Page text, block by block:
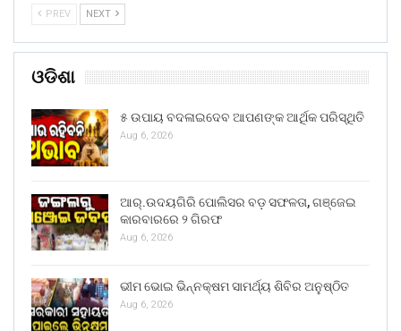
PREV NEXT
ଓଡିଶା
୫ ଉପାୟ ବଦଳାଇଦେବ ଆପଣଙ୍କ ଆର୍ଥିକ ପରିସ୍ଥିତି
Aug 6, 2026
ଆର୍.ଉଦୟଗିରି ପୋଲିସର ବଡ଼ ସଫଳତା, ଗଞ୍ଜେଇ
କାରବାରରେ ୨ ଗିରଫ
Aug 6, 2026
ଭୀମ ଭୋଇ ଭିନ୍ନକ୍ଷମ ସାମର୍ଥ୍ୟ ଶିବିର ଅନୁଷ୍ଠିତ
Aug 6, 2026